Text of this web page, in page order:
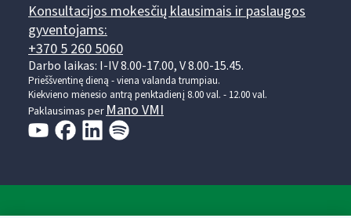
Konsultacijos mokesčių klausimais ir paslaugos
gyventojams:
+370 5 260 5060
Darbo laikas: I-IV 8.00-17.00, V 8.00-15.45.
Prieššventinę dieną - viena valanda trumpiau.
Kiekvieno mėnesio antrą penktadienį 8.00 val. - 12.00 val.
Paklausimas per Mano VMI